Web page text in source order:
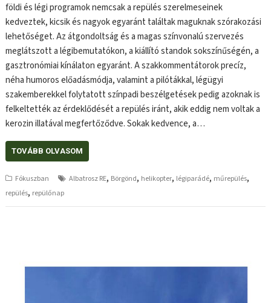
földi és légi programok nemcsak a repülés szerelmeseinek
kedveztek, kicsik és nagyok egyaránt találtak maguknak szórakozási
lehetőséget. Az átgondoltság és a magas színvonalú szervezés
meglátszott a légibemutatókon, a kiállító standok sokszínűségén, a
gasztronómiai kínálaton egyaránt. A szakkommentátorok precíz,
néha humoros előadásmódja, valamint a pilótákkal, légügyi
szakemberekkel folytatott színpadi beszélgetések pedig azoknak is
felkeltették az érdeklődését a repülés iránt, akik eddig nem voltak a
kerozin illatával megfertőződve. Sokak kedvence, a…
TOVÁBB OLVASOM
Fókuszban Albatrosz RE, Börgönd, helikopter, légiparádé, műrepülés,
repülés, repülőnap